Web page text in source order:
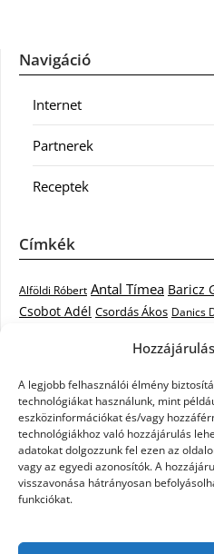
A legjobb felhasználói élmény
technológiákat használunk, mint
eszközinformációkat és/vagy
technológiákhoz való hozzájárulás
adatokat dolgozzunk fel ezen az
vagy az egyedi azonosítók. A
visszavonása hátrányosan
funkciókat.
Navigáció
Internet
Partnerek
Receptek
Címkék
Alföldi Róbert Antal Tímea Baricz
Csobot Adél Csordás Ákos Danics
Kovács
Krasznai Tünde Like LiL C. Malek
Nagy Feró Oláh Gergő Péterffy Lili
Cowell Szabó Dávid Szabó Ádám
Tarány Tamás Tóth Gabi Vastag
Kati X-factor X-Faktor
X-Faktor válogatásx